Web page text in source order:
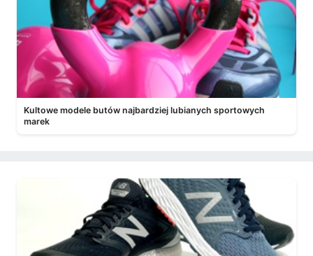
Kultowe modele butów najbardziej lubianych sportowych
marek